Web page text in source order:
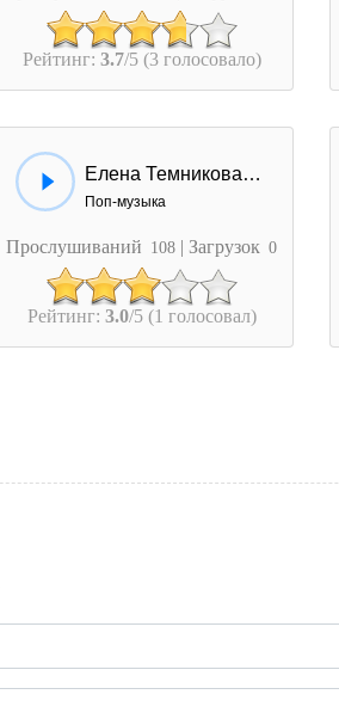
Рейтинг: 3.7/5 (3 голосовало)
Елена Темникова - Душит Ювелирка
Поп-музыка
Прослушиваний 108 | Загрузок 0
Рейтинг: 3.0/5 (1 голосовал)